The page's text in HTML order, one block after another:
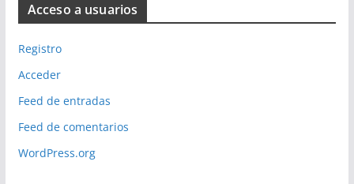
Acceso a usuarios
Registro
Acceder
Feed de entradas
Feed de comentarios
WordPress.org